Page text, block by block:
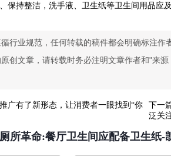
保持整洁，洗手液、卫生纸等卫生间用品应
行业规范，任何转载的稿件都会明确标注作
创文章，请转载时务必注明文章作者和"来
广有了新形态，让消费者一眼找到“你
下一
泛关
所革命:餐厅卫生间应配备卫生纸-